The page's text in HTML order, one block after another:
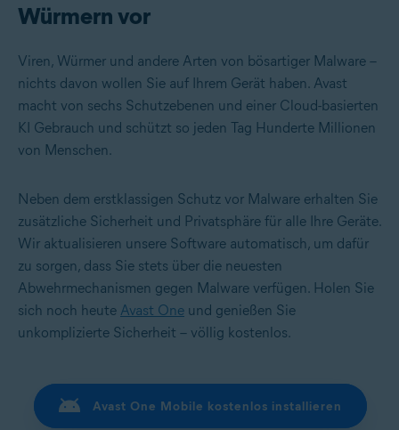
Würmern vor
Viren, Würmer und andere Arten von bösartiger Malware –
nichts davon wollen Sie auf Ihrem Gerät haben. Avast
macht von sechs Schutzebenen und einer Cloud-basierten
KI Gebrauch und schützt so jeden Tag Hunderte Millionen
von Menschen.
Neben dem erstklassigen Schutz vor Malware erhalten Sie
zusätzliche Sicherheit und Privatsphäre für alle Ihre Geräte.
Wir aktualisieren unsere Software automatisch, um dafür
zu sorgen, dass Sie stets über die neuesten
Abwehrmechanismen gegen Malware verfügen. Holen Sie
sich noch heute Avast One und genießen Sie
unkomplizierte Sicherheit – völlig kostenlos.
Avast One Mobile kostenlos installieren